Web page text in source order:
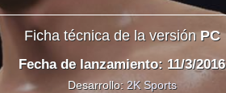
Ficha técnica de la versiónPC
Fecha de lanzamiento: 11/3/2016
Desarrollo: 2K Sports